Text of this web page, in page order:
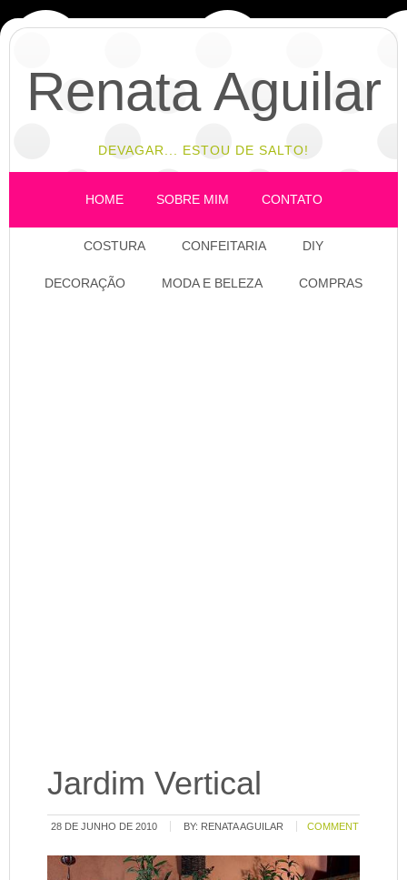
Renata Aguilar
DEVAGAR... ESTOU DE SALTO!
HOME SOBRE MIM CONTATO
COSTURA CONFEITARIA DIY
DECORAÇÃO MODA E BELEZA COMPRAS
Jardim Vertical
28 DE JUNHO DE 2010 BY: RENATA AGUILAR COMMENT